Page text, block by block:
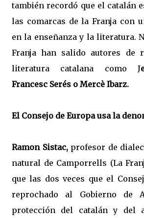
también recordó que el catalán
las comarcas de la Franja con
en la enseñanza y la literatura.
Franja han salido autores de
literatura catalana como J
Francesc Serés o Mercè Ibarz.
El Consejo de Europa usa la
Ramon Sistac, profesor de
natural de Camporrells (La
que las dos veces que el
reprochado al Gobierno de
protección del catalán y del